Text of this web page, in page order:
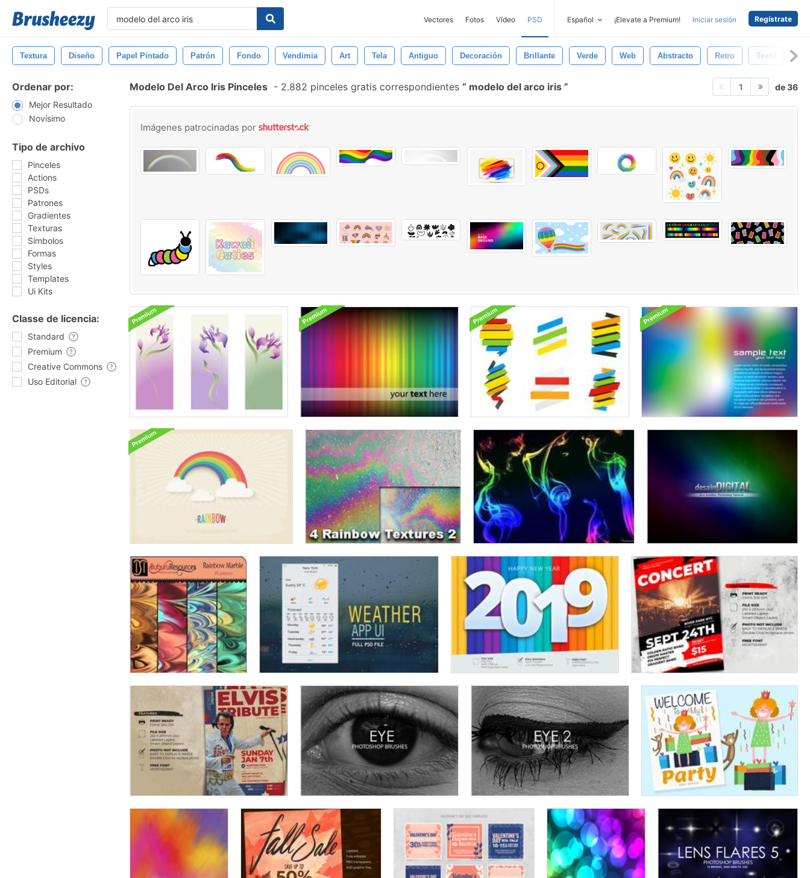
Vectores Fotos Vídeo PSD Español ¡Elevate a Premium! Iniciar sesión Regístrate
Textura Diseño Papel Pintado Patrón Fondo Vendimia Art Tela Antiguo Decoración Brillante Verde Web Abstracto Retro Textil
Ordenar por:
Mejor Resultado
Novísimo
Tipo de archivo
Pinceles
Actions
PSDs
Patrones
Gradientes
Texturas
Símbolos
Formas
Styles
Templates
Ui Kits
Classe de licencia:
Standard
Premium
Creative Commons
Uso Editorial
Modelo Del Arco Iris Pinceles - 2.882 pinceles gratis correspondientes modelo del arco iris 1 de 36
Imágenes patrocinadas por